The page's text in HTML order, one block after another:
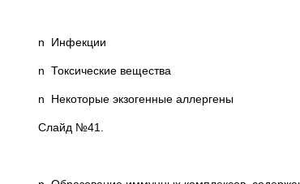
n Инфекции
n Токсические вещества
n Некоторые экзогенные аллергены
Слайд №41.